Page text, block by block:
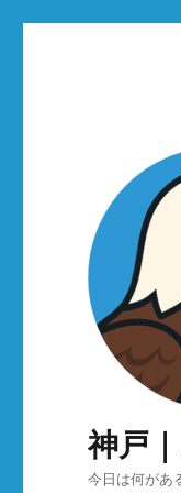
神戸
今日は何があ